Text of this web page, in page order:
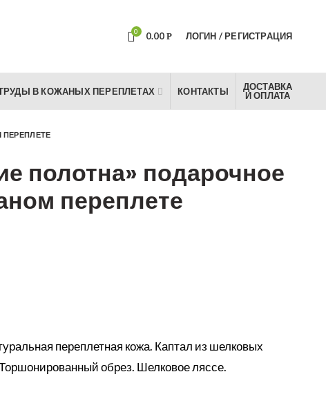
0 0.00 Р ЛОГИН / РЕГИСТРАЦИЯ
В КОЖАНЫХ ПЕРЕПЛЕТАХ КОНТАКТЫ
ДОСТАВКА
И ОПЛАТА
полотна» подарочное
переплете
переплетная кожа. Каптал из шелковых
обрез. Шелковое ляссе.